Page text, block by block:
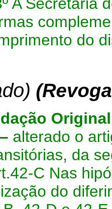
do
alterado o
da
C Nas
do